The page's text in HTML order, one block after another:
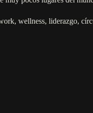
wellness, liderazgo,